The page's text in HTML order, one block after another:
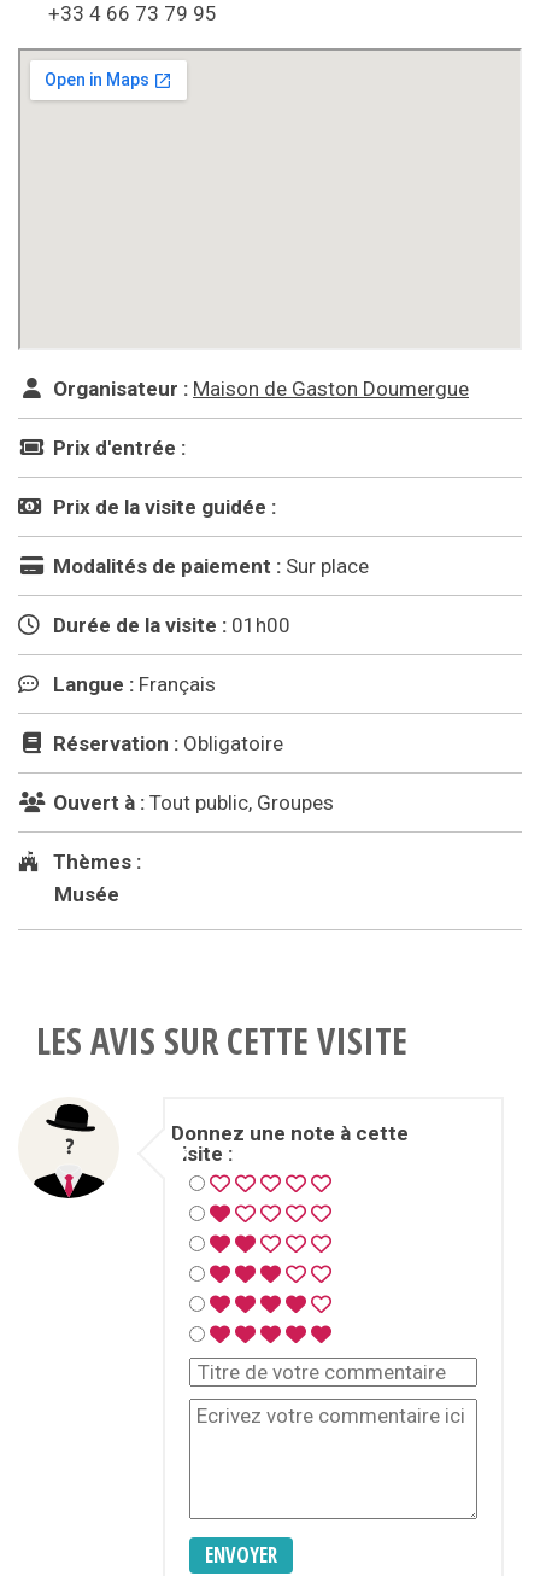
+33 4 66 73 79 95
Organisateur : Maison de Gaston Doumergue
Prix d'entrée :
Prix de la visite guidée :
Modalités de paiement : Sur place
Durée de la visite : 01h00
Langue : Français
Réservation : Obligatoire
Ouvert à : Tout public, Groupes
Thèmes :
Musée
LES AVIS SUR CETTE VISITE
Donnez une note à cette
visite :
ENVOYER